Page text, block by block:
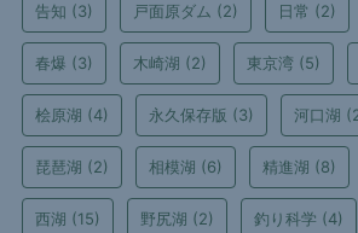
告知 (3) 戸面原ダム (2) 日常 (2)
春爆 (3) 木崎湖 (2) 東京湾 (5)
桧原湖 (4) 永久保存版 (3) 河口湖
琵琶湖 (2) 相模湖 (6) 精進湖 (8)
西湖 (15) 野尻湖 (2) 釣り科学 (4)